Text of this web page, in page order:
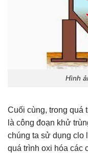
Hình
Cuối cùng, trong
là công đoạn khử
chúng ta sử dụng clo
quá trình oxi hóa các